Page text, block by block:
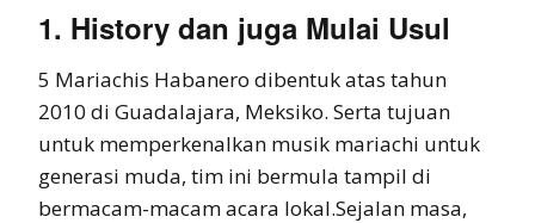
1. History dan juga Mulai Usul
5 Mariachis Habanero dibentuk atas tahun
2010 di Guadalajara, Meksiko. Serta tujuan
untuk memperkenalkan musik mariachi untuk
generasi muda, tim ini bermula tampil di
bermacam-macam acara lokal.Sejalan masa,